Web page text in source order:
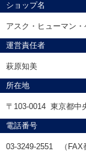
ショップ名
アスク・ヒューマン
運営責任者
萩原知美
所在地
〒103-0014 東京都中
電話番号
03-3249-2551 （FAX